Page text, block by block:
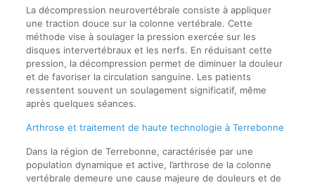
La décompression neurovertébrale consiste à appliquer
une traction douce sur la colonne vertébrale. Cette
méthode vise à soulager la pression exercée sur les
disques intervertébraux et les nerfs. En réduisant cette
pression, la décompression permet de diminuer la douleur
et de favoriser la circulation sanguine. Les patients
ressentent souvent un soulagement significatif, même
après quelques séances.
Arthrose et traitement de haute technologie à Terrebonne
Dans la région de Terrebonne, caractérisée par une
population dynamique et active, l’arthrose de la colonne
vertébrale demeure une cause majeure de douleurs et de